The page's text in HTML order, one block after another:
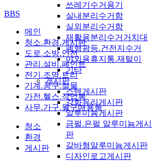
쓰레기수거용기
실내분리수거함
실외분리수거함
재활용분리수거거치대
폐형광등.건전지수거
야외용휴지통.재털이
기타
게시판
스텐게시판
강화유리게시판
알루미늄게시판
금펄.은펄 알루미늄게시
판
갈바형알루미늄게시판
디자인로고게시판
BBS
메인
청소.환경.게시판
도로.소방.안전
관리.설비.페인트
전기.조명.트리
기계.공구.철물
가전.헬스.작업복
사무.가구.월구매용품
청소
환경
게시판